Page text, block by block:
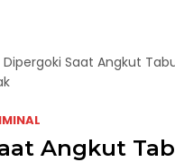
Dipergoki Saat Angkut
Angkut